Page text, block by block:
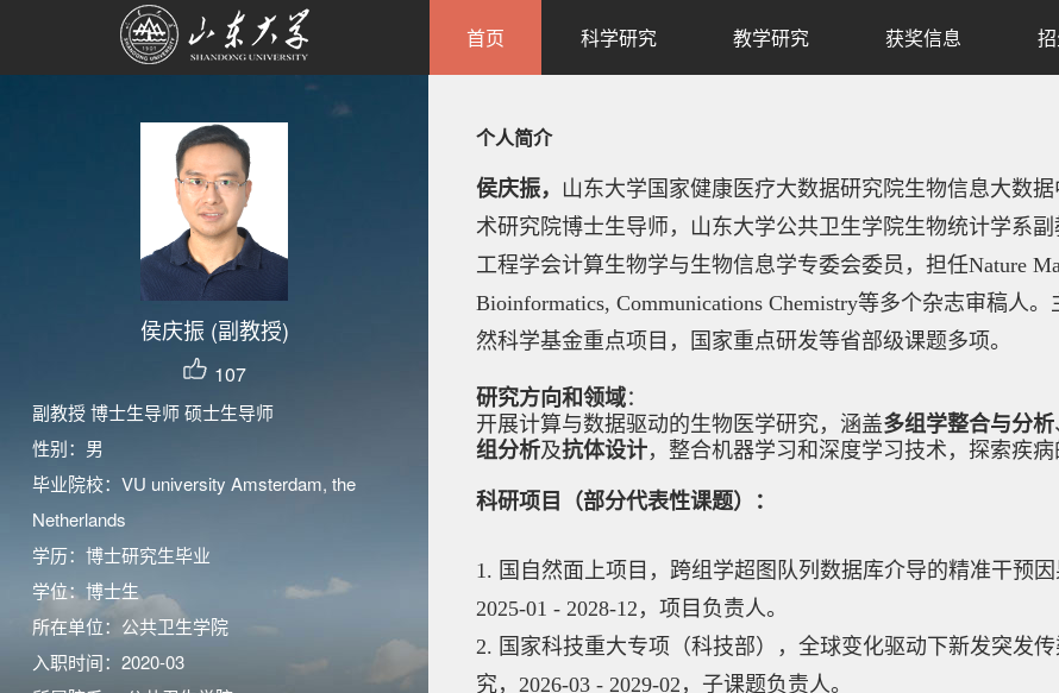
侯庆振 (副教授)
107
副教授 博士生导师 硕士生导师
性别：男
毕业院校：VU university Amsterdam, the
Netherlands
学历：博士研究生毕业
学位：博士生
所在单位：公共卫生学院
入职时间：2020-03
首页 科学研究 教学研究 获奖信息
个人简介
侯庆振， 山东大学国家健康医疗大数据研究院生物信息大数
术研究院博士生导师，山东大学公共卫生学院生物统计学系
工程学会计算生物学与生物信息学专委会委员，担任Nature
Bioinformatics, Communications Chemistry等多个杂志审稿人。
然科学基金重点项目，国家重点研发等省部级课题多项。
研究方向和领域：
开展计算与数据驱动的生物医学研究，涵盖多组学整合与分析
组分析及抗体设计，整合机器学习和深度学习技术，探索疾病
科研项目（部分代表性课题）：
1. 国自然面上项目，跨组学超图队列数据库介导的精准干预
2025-01 - 2028-12，项目负责人。
2. 国家科技重大专项（科技部），全球变化驱动下新发突发
究，2026-03 - 2029-02，子课题负责人。